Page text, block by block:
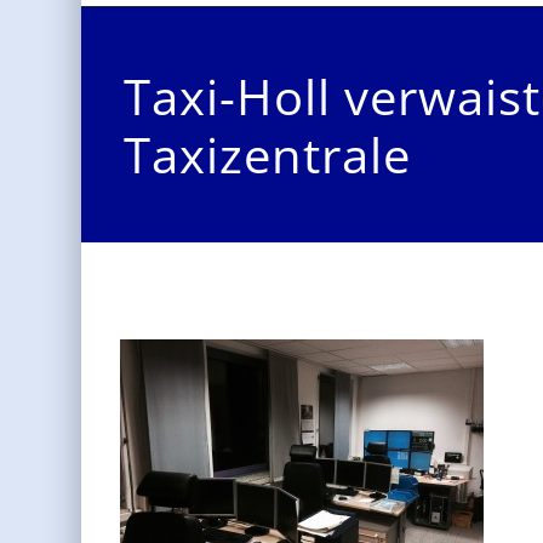
Taxi-Holl
Taxizentrale